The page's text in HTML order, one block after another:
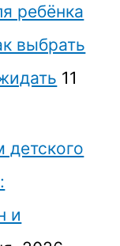
ребёнка
выбрать
11
детского
и